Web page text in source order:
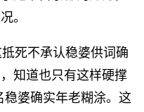
。
死不承认稳婆供词确
知道也只有这样硬撑
稳婆确实年老糊涂。这